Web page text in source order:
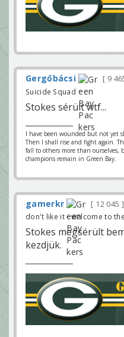
Gergőbácsi 9
Suicide Squad
Stokes sérült wtf...
I have been wounded but not yet
Then I shall rise and fight again.
fall to others more than
champions remain in Green Bay.
gamerkr 12 045
don't like it - welcome to
Stokes megsérült
kezdjük.